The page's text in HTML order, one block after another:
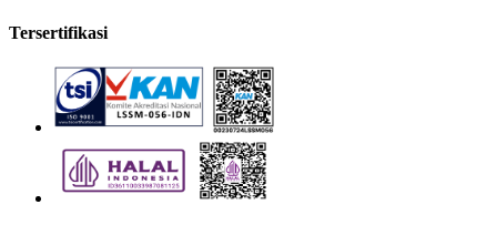
Tersertifikasi